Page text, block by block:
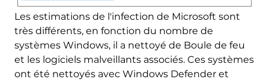
Les estimations de l'infection de Microsoft sont
très différents, en fonction du nombre de
systèmes Windows, il a nettoyé de Boule de feu
et les logiciels malveillants associés. Ces systèmes
ont été nettoyés avec Windows Defender et